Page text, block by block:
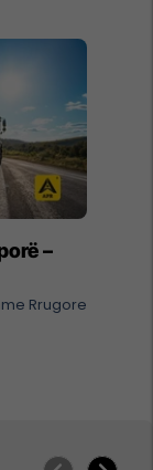
–
Rrugore